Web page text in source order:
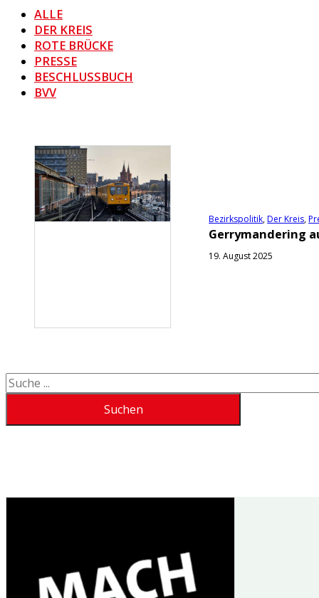
ALLE
DER KREIS
ROTE BRÜCKE
PRESSE
BESCHLUSSBUCH
BVV
Bezirkspolitik,Der Kreis,
Gerrymandering
19. August 2025
Suchen
Suchen